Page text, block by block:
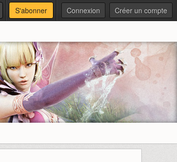
S'abonner Connexion Créer un compte